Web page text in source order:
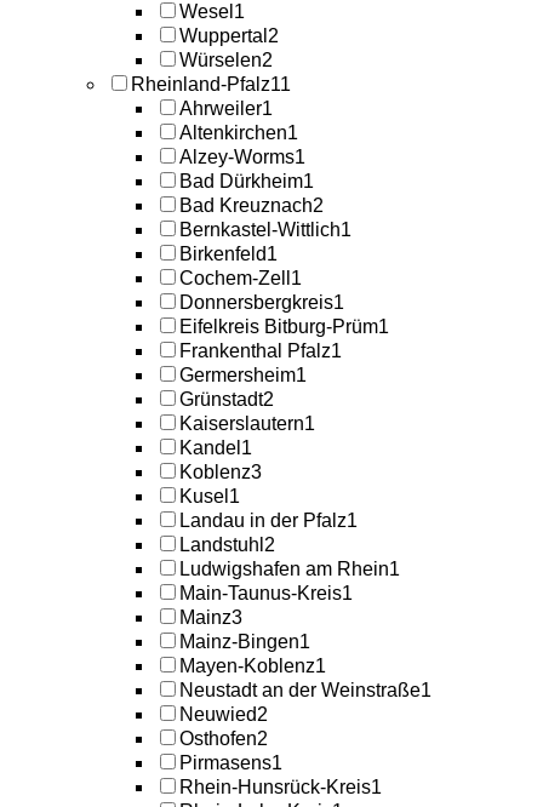
Wesel 1
Wuppertal 2
Würselen2
Rheinland-Pfalz11
Ahrweiler1
Altenkirchen1
Alzey-Worms1
Bad Dürkheim1
Bad Kreuznach2
Bernkastel-Wittlich1
Birkenfeld1
Cochem-Zell 1
Donnersbergkreis1
Eifelkreis Bitburg-Prüm1
Frankenthal Pfalz1
Germersheim1
Grünstadt2
Kaiserslautern1
Kandel 1
Koblenz3
Kusel 1
Landau in der Pfalz1
Landstuhl 2
Ludwigshafen am Rhein1
Main-Taunus-Kreis1
Mainz3
Mainz-Bingen1
Mayen-Koblenz1
Neustadt an der Weinstraße1
Neuwied2
Osthofen2
Pirmasens1
Rhein-Hunsrück-Kreis1